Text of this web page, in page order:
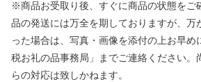
※商品お受取り後、すぐに商品の状態をご
品の発送には万全を期しておりますが、万
った場合は、写真・画像を添付の上お早め
税お礼の品事務局」までご連絡ください。
らの対応は致しかねます。